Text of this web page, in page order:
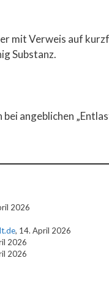
mit Verweis auf
Substanz.
angeblichen
2026
, 14. April 2026
2026
2026